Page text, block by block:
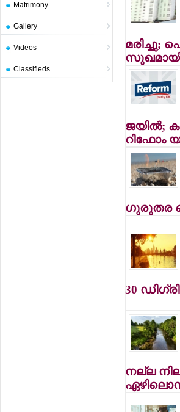
Matrimony
Gallery
Videos
Classifieds
ജയില്‍;
റിഫോം
ഗുരുതര
30
നല്ല